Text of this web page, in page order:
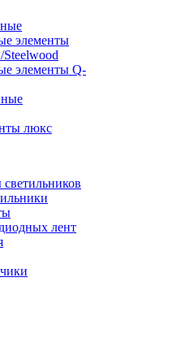
элементы
элементы Q-
лент